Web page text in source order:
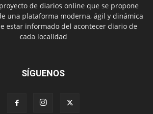
de diarios online que se propone
una plataforma moderna, ágil y dinámica
estar informado del acontecer diario de
cada localidad
SÍGUENOS